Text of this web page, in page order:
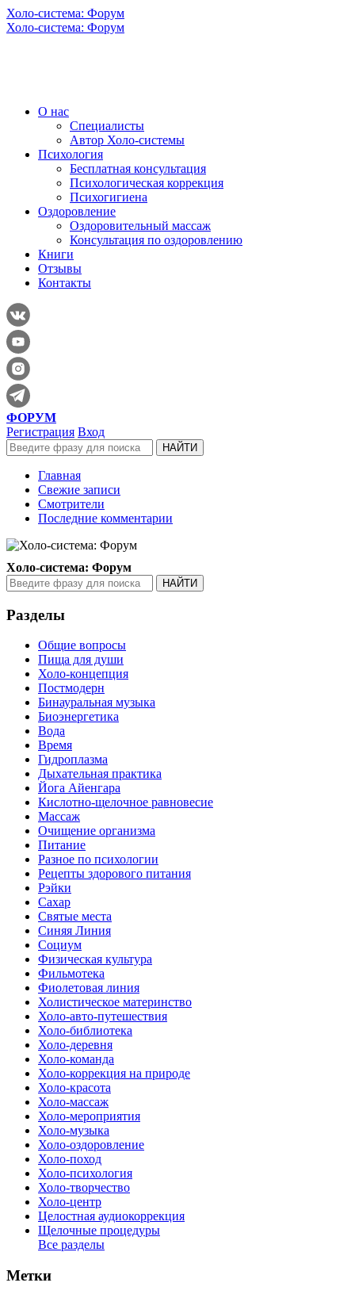
Холо-система: Форум
Холо-система: Форум
О нас
Специалисты
Автор Холо-системы
Психология
Бесплатная консультация
Психологическая коррекция
Психогигиена
Оздоровление
Оздоровительный массаж
Консультация по оздоровлению
Книги
Отзывы
Контакты
ФОРУМ
Регистрация Вход
Главная
Свежие записи
Смотрители
Последние комментарии
Холо-система: Форум
Разделы
Общие вопросы
Пища для души
Холо-концепция
Постмодерн
Бинауральная музыка
Биоэнергетика
Вода
Время
Гидроплазма
Дыхательная практика
Йога Айенгара
Кислотно-щелочное равновесие
Массаж
Очищение организма
Питание
Разное по психологии
Рецепты здорового питания
Рэйки
Сахар
Святые места
Синяя Линия
Социум
Физическая культура
Фильмотека
Фиолетовая линия
Холистическое материнство
Холо-авто-путешествия
Холо-библиотека
Холо-деревня
Холо-команда
Холо-коррекция на природе
Холо-красота
Холо-массаж
Холо-мероприятия
Холо-музыка
Холо-оздоровление
Холо-поход
Холо-психология
Холо-творчество
Холо-центр
Целостная аудиокоррекция
Щелочные процедуры
Все разделы
Метки